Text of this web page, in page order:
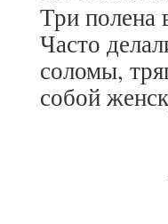
Три полена
Часто
соломы,
собой